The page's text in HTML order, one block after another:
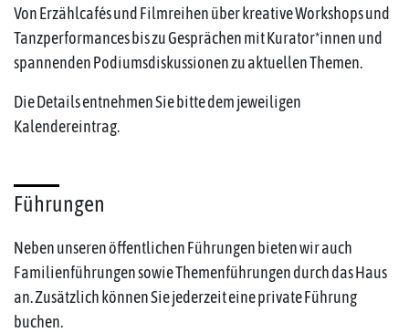
Von Erzählcafés und Filmreihen über kreative Workshops und
Tanzperformances bis zu Gesprächen mit Kurator*innen und
spannenden Podiumsdiskussionen zu aktuellen Themen.
Die Details entnehmen Sie bitte dem jeweiligen
Kalendereintrag.
Führungen
Neben unseren öffentlichen Führungen bieten wir auch
Familienführungen sowie Themenführungen durch das Haus
an. Zusätzlich können Sie jederzeit eine private Führung
buchen.